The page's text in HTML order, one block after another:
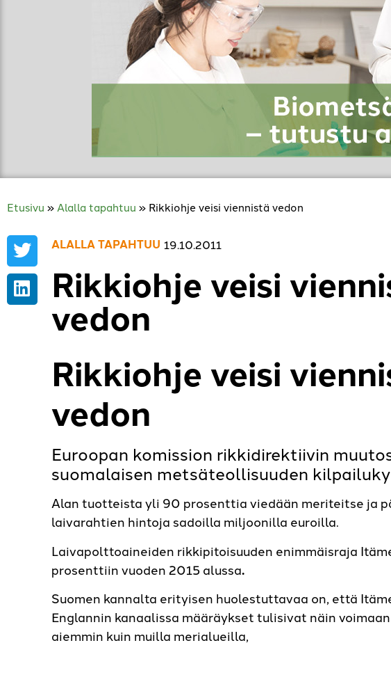
Etusivu » Alalla tapahtuu » Rikkiohje veisi viennistä vedon
ALALLA TAPAHTUU 19.10.2011
Rikkiohje veisi
vedon
Rikkiohje veisi
vedon
Euroopan komission rikkidirektiivin
suomalaisen metsäteollisuuden
Alan tuotteista yli 90 prosenttia viedään meriteitse ja
laivarahtien hintoja sadoilla miljoonilla euroilla.
Laivapolttoaineiden rikkipitoisuuden enimmäisraja
prosenttiin vuoden 2015 alussa.
Suomen kannalta erityisen huolestuttavaa on, että
Englannin kanaalissa määräykset tulisivat näin
aiemmin kuin muilla merialueilla,